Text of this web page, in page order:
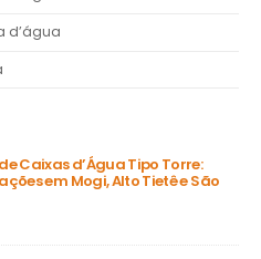
d’água
Caixas d’Água Tipo Torre:
em Mogi, Alto Tietê e São